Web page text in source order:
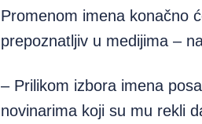
Promenom imena konačno
prepoznatljiv u medijima –
– Prilikom izbora imena
novinarima koji su mu rekli